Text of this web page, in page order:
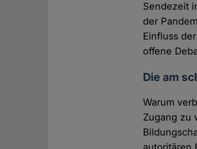
Sendezeit
der
Einfluss
offene
Die am
Warum
Zugang zu